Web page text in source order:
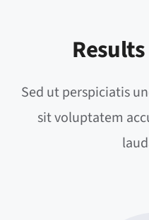
Sed ut perspiciatis
sit voluptatem